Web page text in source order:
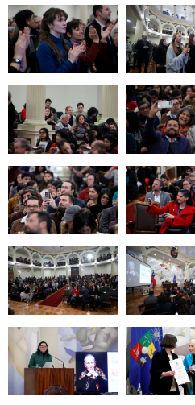
Zoom Zoom
Zoom Zoom
Zoom Zoom
Zoom Zoom
Zoom Zoom